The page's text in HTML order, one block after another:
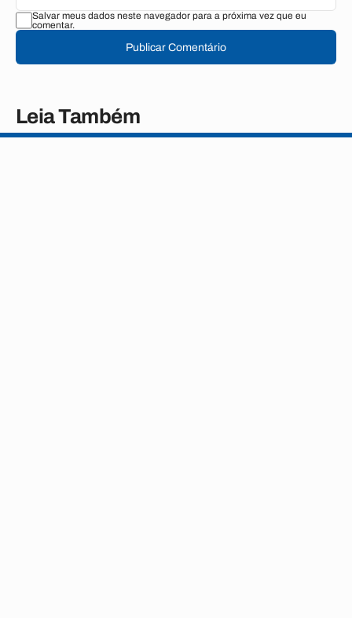
Salvar meus dados neste navegador para a próxima vez que eu
comentar.
Publicar Comentário
Leia Também